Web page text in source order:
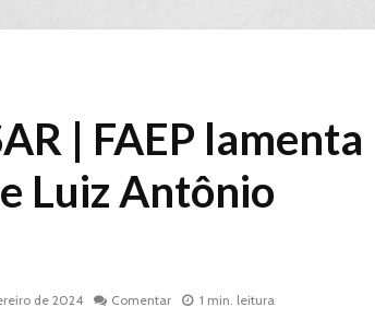
| FAEP lamenta
Luiz Antônio
de 2024 Comentar 1 min. leitura